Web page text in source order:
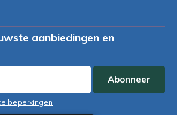
aanbiedingen en
Abonneer
beperkingen